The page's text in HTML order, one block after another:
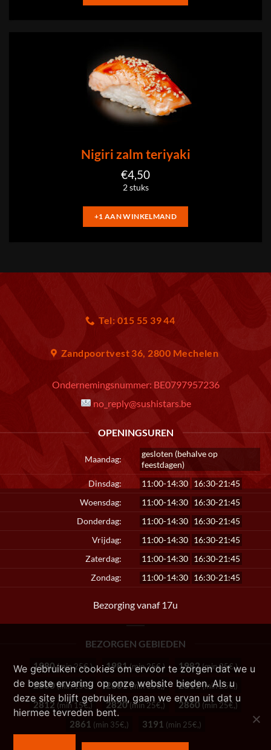
Nigiri zalm teriyaki
€4,50
2 stuks
+1 AAN WINKELMAND
Tel: 015 55 39 44
Zandpoortvest 36, 2800 Mechelen
Ondernemingsnummer: BE0797957236
no_reply@sushistars.be
OPENINGSUREN
Maandag:
gesloten (behalve op
feestdagen)
Dinsdag:
11:00-14:30 16:30-21:45
Woensdag:
11:00-14:30 16:30-21:45
Donderdag:
11:00-14:30 16:30-21:45
Vrijdag:
11:00-14:30 16:30-21:45
Zaterdag:
11:00-14:30 16:30-21:45
Zondag:
11:00-14:30 16:30-21:45
Bezorging vanaf 17u
BEZORGEN GEBIEDEN
1980 (min 25€,) 1981(min 25€,) 1982(min 25€,)
2800 (min 15€,) 2801(min 35€,) 2811(min 25€,)
2812 (min 15€,) 2820 (min 25€,) 2860 (min 25€,)
2861 (min 35€,) 3191 (min 25€,)
We gebruiken cookies om ervoor te zorgen dat we u
de beste ervaring op onze website bieden. Als u
deze site blijft gebruiken, gaan we ervan uit dat u
hiermee tevreden bent.